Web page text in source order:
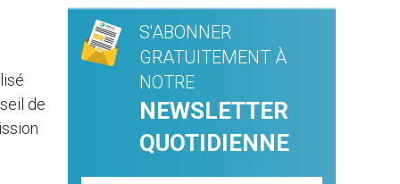
de
S'ABONNER
GRATUITEMENT À
NOTRE
NEWSLETTER
QUOTIDIENNE